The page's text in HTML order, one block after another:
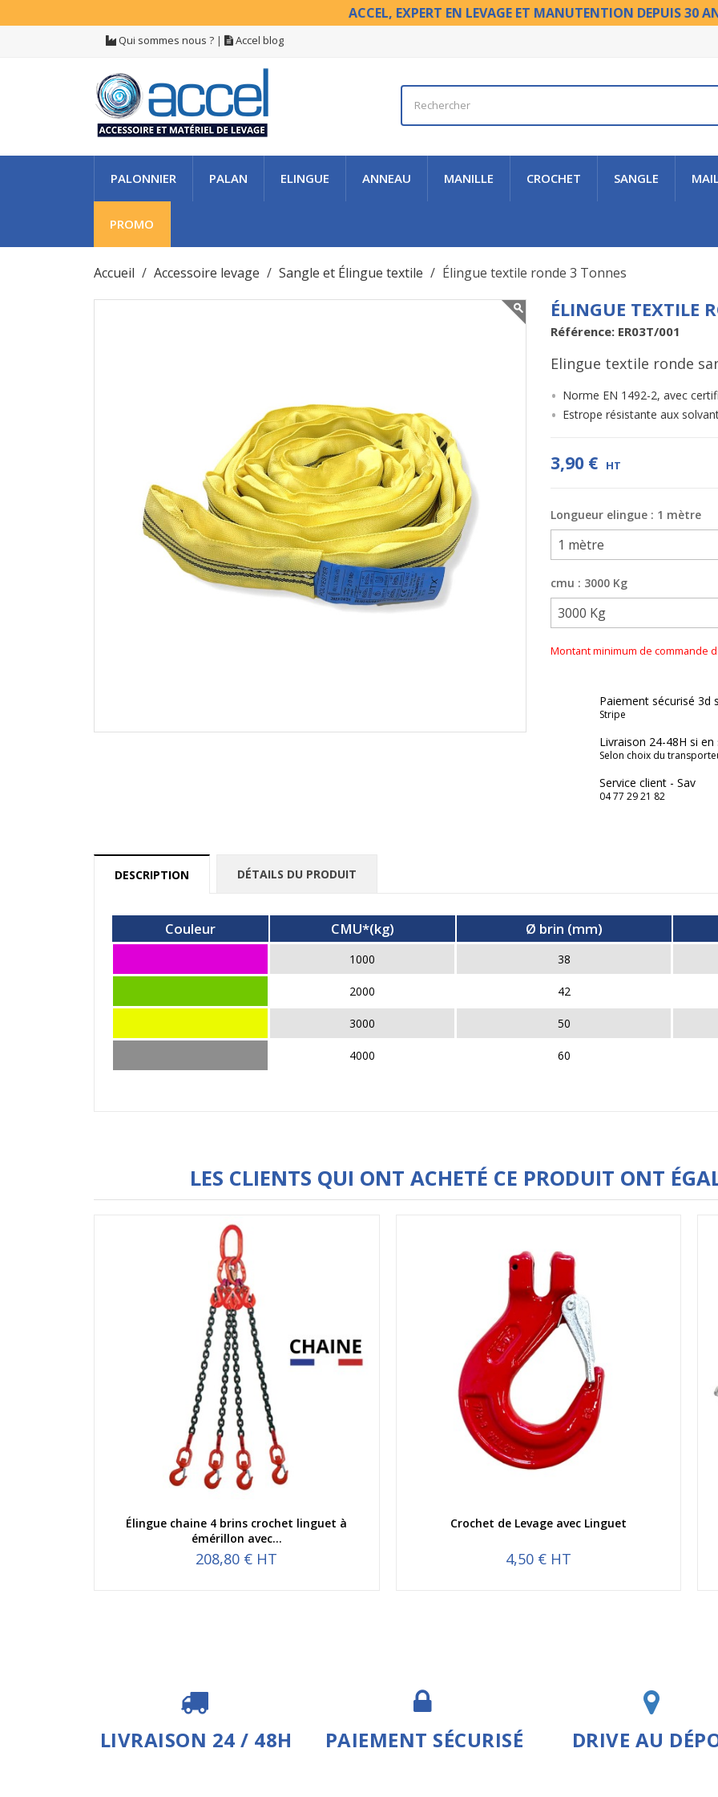
ACCEL, EXPERT EN LEVAGE ET MANUTENTION DEPUIS 30
Qui sommes nous ? | Accel blog
PALONNIER PALAN ELINGUE ANNEAU MANILLE CROCHET SANGLE
PROMO
Accueil Accessoire levage Sangle et Élingue textile Élingue textile ronde 3 Tonnes
ÉLINGUE TEXTILE
Référence: ER03T/001
Elingue textile ronde
Norme EN 1492-2, avec
Estrope résistante aux
3,90 € HT
Longueur elingue : 1 mètre
cmu : 3000 Kg
Montant minimum de commande
Paiement sécurisé 3d
Stripe
Livraison 24-48H si en
Selon choix du
Service client - Sav
04 77 29 21 82
DESCRIPTION DÉTAILS DU PRODUIT
Couleur CMU*(kg) Ø brin (mm)
1000 38
2000 42
3000 50
4000 60
LES CLIENTS QUI ONT ACHETÉ CE PRODUIT ONT
Aperçu rapide
Élingue chaine 4 brins crochet linguet à
émérillon avec...
208,80 € HT
Aperçu rapide
Crochet de Levage avec Linguet
4,50 € HT
LIVRAISON 24 / 48H PAIEMENT SÉCURISÉ DRIVE AU